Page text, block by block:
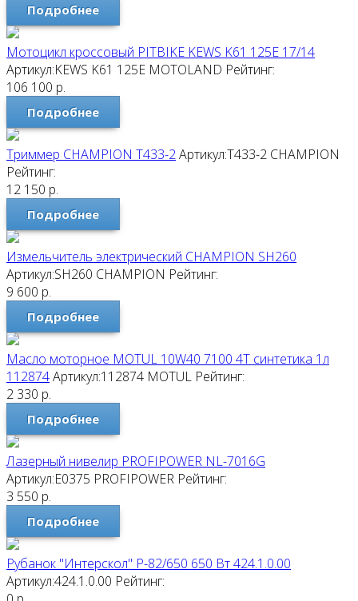
Подробнее
Мотоцикл кроссовый PITBIKE KEWS K61 125E 17/14
Артикул:KEWS K61 125E MOTOLAND Рейтинг:
106 100 р.
Подробнее
Триммер CHAMPION T433-2Артикул:T433-2 CHAMPION
Рейтинг:
12 150 р.
Подробнее
Измельчитель электрический CHAMPION SH260
Артикул:SH260 CHAMPION Рейтинг:
9 600 р.
Подробнее
Масло моторное MOTUL 10W40 7100 4T синтетика 1л
112874Артикул:112874 MOTUL Рейтинг:
2 330 р.
Подробнее
Лазерный нивелир PROFIPOWER NL-7016G
Артикул:E0375 PROFIPOWER Рейтинг:
3 550 р.
Подробнее
Рубанок "Интерскол" Р-82/650 650 Вт 424.1.0.00
Артикул:424.1.0.00 Рейтинг: